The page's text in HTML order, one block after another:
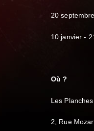
20
10 janvier -
Où ?
Les
2, Rue